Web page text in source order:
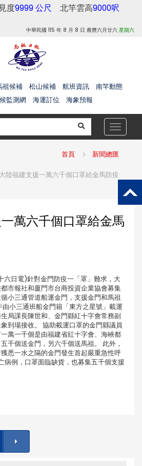
度9999 公尺 北竿雲高9000呎
中華民國 115 年 8 月 8 日 農曆六月廿六 星期六
祖候補 松山候補 航班資訊
南竿動態
監測網 海運訂位 海象預報
Toggle
首頁 新聞總匯
大陸福建支援一萬六千個口罩給金馬防疫
萬六千個口罩給金馬
六日電)針對金門防疫一「罩」難求，大
市報社和廈門市台商投資企業協會募集
小三通管道船運金門，支援金門和馬祖
小三通班船金門籍「東方之星號」載運
局課長陳世和、金門縣紅十字會常務副
到場接收。 協助載運口罩的金門縣議員
萬一千個是由福建省紅十字會、海峽都
千個送金門，另六千個送馬祖。 此外，
悉一水之隔的金門發生首起嚴重急性呼
病例，口罩面臨缺貨，也募集五千個支援